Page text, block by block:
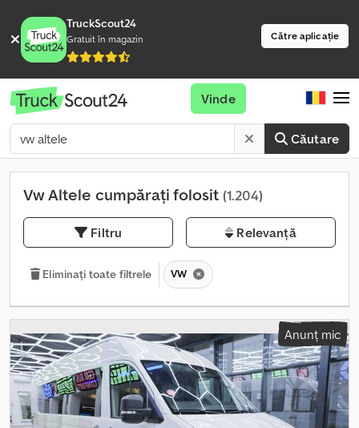
TruckScout24
Gratuit în magazin Către aplicație
Căutare
Vinde
Vw Altele cumpărați folosit (1.204)
Filtru Relevanță
Eliminați toate filtrele VW
Anunț mic